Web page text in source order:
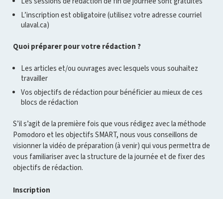
L’inscription est obligatoire (utilisez votre adresse courriel
ulaval.ca)
Quoi préparer pour votre rédaction ?
Les articles et/ou ouvrages avec lesquels vous souhaitez
travailler
Vos objectifs de rédaction pour bénéficier au mieux de ces
blocs de rédaction
S’il s’agit de la première fois que vous rédigez avec la méthode
Pomodoro et les objectifs SMART, nous vous conseillons de
visionner la vidéo de préparation (à venir) qui vous permettra de
vous familiariser avec la structure de la journée et de fixer des
objectifs de rédaction.
Inscription